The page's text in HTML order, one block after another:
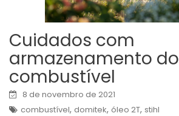
Cuidados com
armazenamento do
combustível
8 de novembro de 2021
combustível, domitek, óleo 2T, stihl